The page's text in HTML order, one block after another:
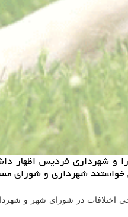
و شهرداری فردیس
شهرداری و شورای
اختلافات در شورای شهر و